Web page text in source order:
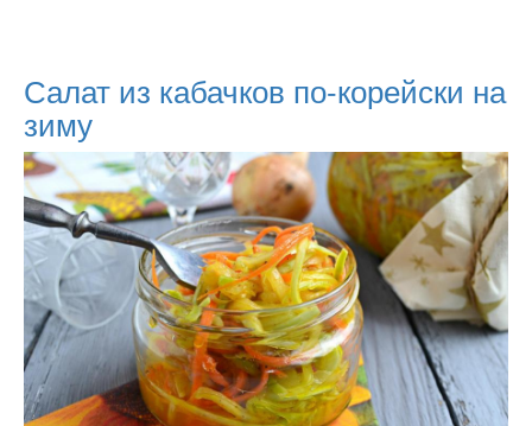
Салат из кабачков по-корейски на
зиму